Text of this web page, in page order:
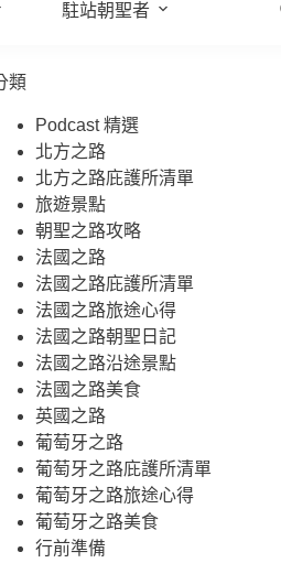
駐站朝聖者
類
Podcast 精選
北方之路
北方之路庇護所清單
旅遊景點
朝聖之路攻略
法國之路
法國之路庇護所清單
法國之路旅途心得
法國之路朝聖日記
法國之路沿途景點
法國之路美食
英國之路
葡萄牙之路
葡萄牙之路庇護所清單
葡萄牙之路旅途心得
葡萄牙之路美食
行前準備